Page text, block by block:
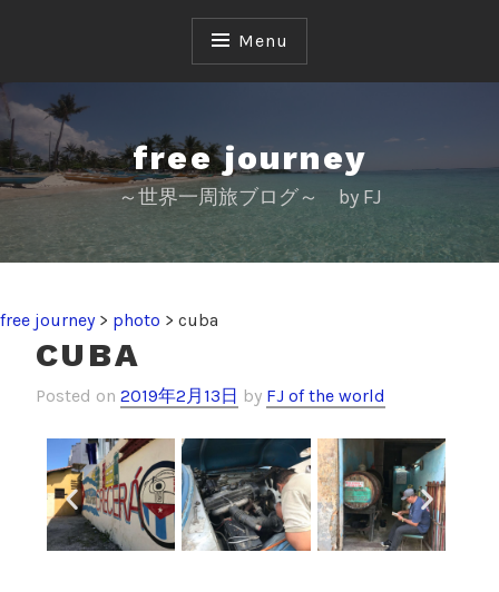
Menu
free journey
～世界一周旅ブログ～ by FJ
free journey> photo > cuba
CUBA
Posted on 2019年2月13日 by FJ of the world